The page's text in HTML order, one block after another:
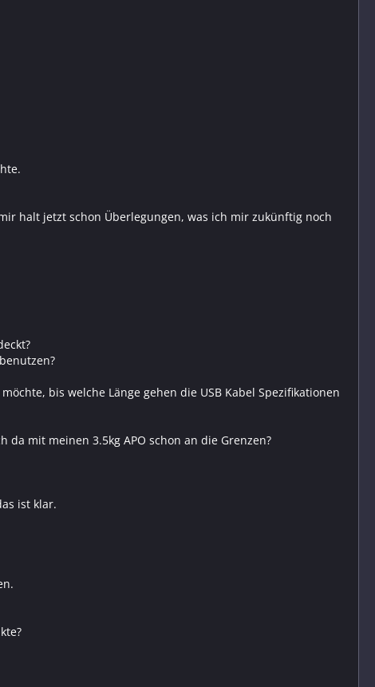
halt jetzt schon Überlegungen, was ich mir zukünftig noch
bis welche Länge gehen die USB Kabel Spezifikationen
mit meinen 3.5kg APO schon an die Grenzen?
ist klar.